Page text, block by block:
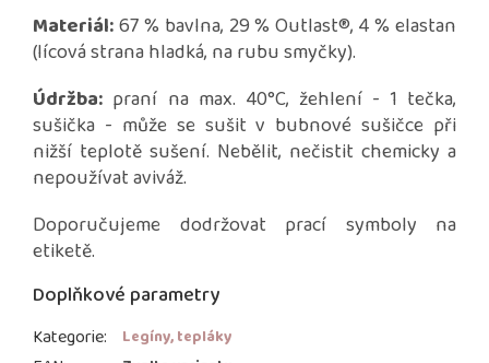
Materiál:67 % bavlna, 29 % Outlast®, 4 % elastan
(lícová strana hladká, na rubu smyčky).
Údržba: praní na max. 40°C, žehlení - 1 tečka,
sušička - může se sušit v bubnové sušičce při
nižší teplotě sušení. Nebělit, nečistit chemicky a
nepoužívat aviváž.
Doporučujeme dodržovat prací symboly na
etiketě.
Doplňkové parametry
Kategorie: Legíny, tepláky